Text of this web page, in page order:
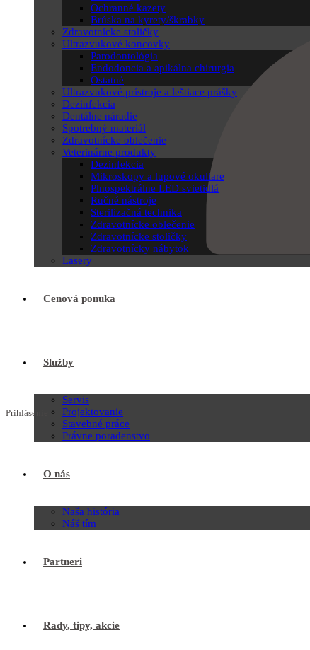
Prihlásenie
Ochranné kazety
Brúska na kyrety/škrabky
Zdravotnícke stoličky
Ultrazvukové koncovky
Parodontológia
Endodoncia a apikálna chirurgia
Ostatné
Ultrazvukové prístroje a leštiace prášky
Dezinfekcia
Dentálne náradie
Spotrebný materiál
Zdravotnícke oblečenie
Veterinárne produkty
Dezinfekcia
Mikroskopy a lupové okuliare
Plnospektrálne LED svietidlá
Ručné nástroje
Sterilizačná technika
Zdravotnícke oblečenie
Zdravotnícke stoličky
Zdravotnícky nábytok
Lasery
Cenová ponuka
Služby
Servis
Projektovanie
Stavebné práce
Právne poradenstvo
O nás
Naša história
Náš tím
Partneri
Rady, tipy, akcie